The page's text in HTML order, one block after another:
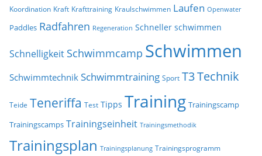
Koordination Kraft Krafttraining Kraulschwimmen Laufen Openwater
Paddles Radfahren Regeneration Schneller schwimmen
Schnelligkeit Schwimmcamp Schwimmen
Schwimmtechnik Schwimmtraining Sport T3Technik
Teide Teneriffa Test Tipps Training Trainingscamp
Trainingscamps Trainingseinheit Trainingsmethodik
Trainingsplan Trainingsplanung Trainingsprogramm